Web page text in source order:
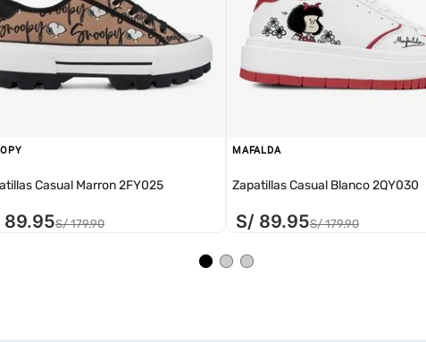
Casual Marron 2FY025
89.95S/ 179.90
MAFALDA
Zapatillas Casual Blanco 2QY030
S/ 89.95S/ 179.90